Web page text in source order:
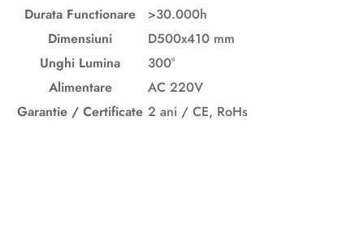
Durata Functionare
>30.000h
Dimensiuni
D500x410 mm
Unghi Lumina
300°
Alimentare
AC 220V
Garantie / Certificate 2 ani / CE, RoHs